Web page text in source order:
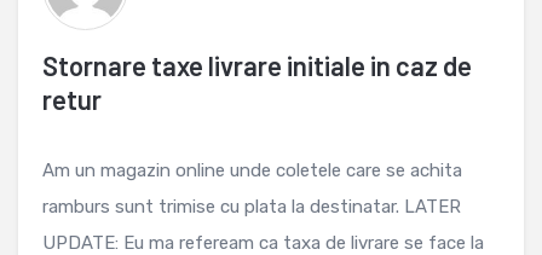
Stornare taxe livrare initiale in caz de
retur
Am un magazin online unde coletele care se achita
ramburs sunt trimise cu plata la destinatar. LATER
UPDATE: Eu ma refeream ca taxa de livrare se face la